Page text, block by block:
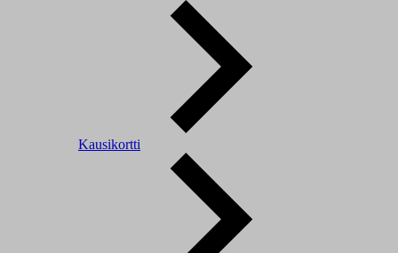
Kausikortti